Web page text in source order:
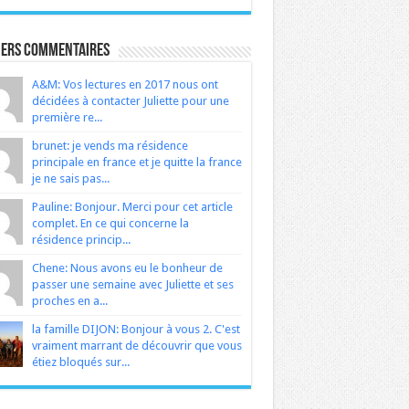
Commentaires
A&M: Vos lectures en 2017 nous ont
décidées à contacter Juliette pour une
première re...
brunet: je vends ma résidence
principale en france et je quitte la france
je ne sais pas...
Pauline: Bonjour. Merci pour cet article
complet. En ce qui concerne la
résidence princip...
Chene: Nous avons eu le bonheur de
passer une semaine avec Juliette et ses
proches en a...
la famille DIJON: Bonjour à vous 2. C'est
vraiment marrant de découvrir que vous
étiez bloqués sur...